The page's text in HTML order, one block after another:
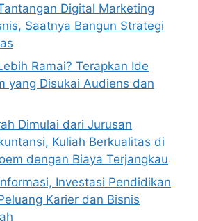
Digital Marketing
Saatnya Bangun Strategi
Ramai? Terapkan Ide
yang Disukai Audiens dan
Dimulai dari Jurusan
Kuliah Berkualitas di
dengan Biaya Terjangkau
Investasi Pendidikan
Karier dan Bisnis